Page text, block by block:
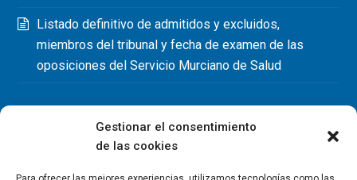
Gestionar el consentimiento
de las cookies
Listado definitivo de admitidos y excluidos,
miembros del tribunal y fecha de examen de las
oposiciones del Servicio Murciano de Salud